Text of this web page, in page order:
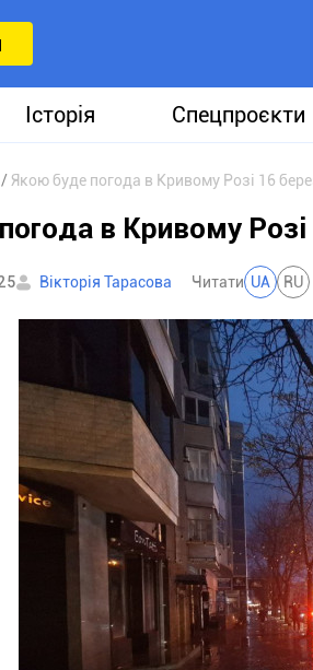
Історія Спецпроєкти
Якою буде погода в Кривому Розі 16
в Кривому Розі
Вікторія Тарасова Читати UA RU